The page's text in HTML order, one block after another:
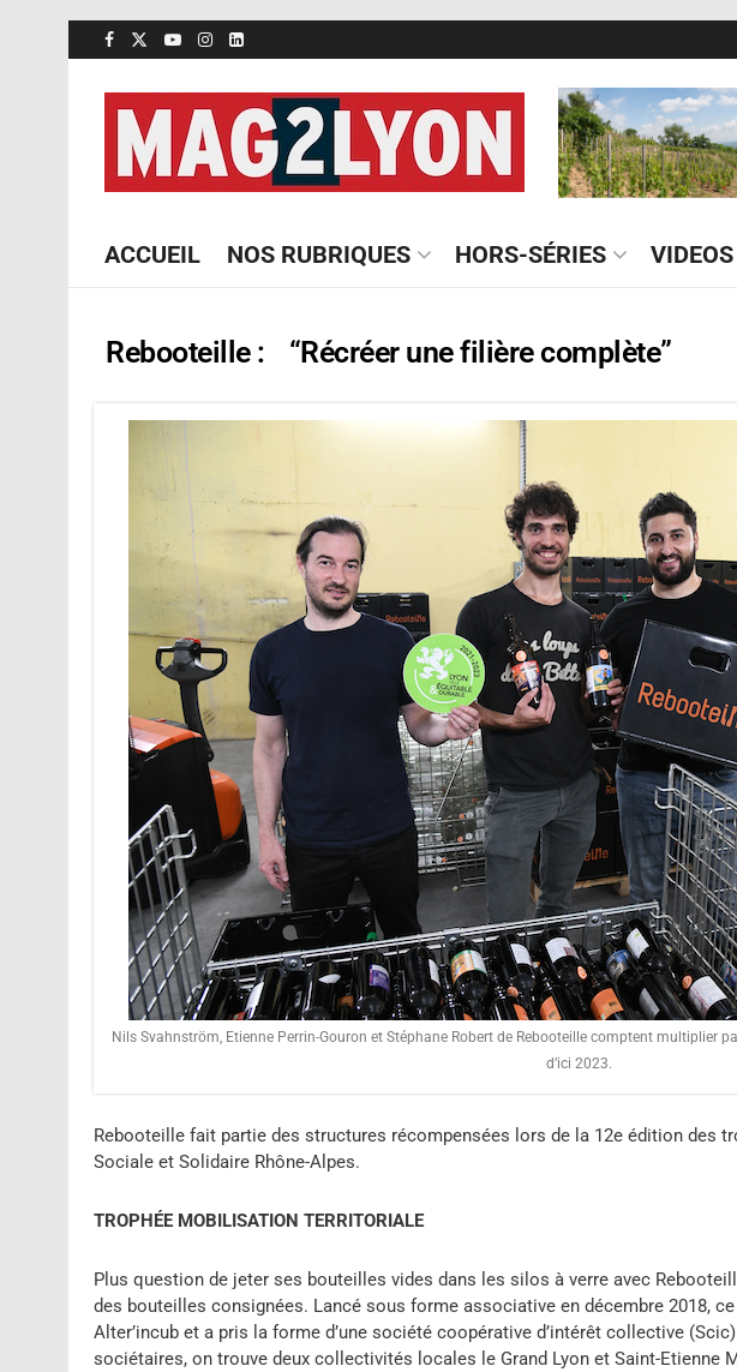
ACCUEIL NOS RUBRIQUES HORS-SÉRIES VIDEOS
Rebooteille : “Récréer une filière complète”
Nils Svahnström, Etienne Perrin-Gouron et Stéphane Robert de Rebooteille comptent multiplier
d’ici 2023.
Rebooteille fait partie des structures récompensées lors de la 12e édition des
Sociale et Solidaire Rhône-Alpes.
TROPHÉE MOBILISATION TERRITORIALE
Plus question de jeter ses bouteilles vides dans les silos à verre avec
des bouteilles consignées. Lancé sous forme associative en décembre 2018,
Alter’incub et a pris la forme d’une société coopérative d’intérêt collective
sociétaires, on trouve deux collectivités locales le Grand Lyon et Saint-Etienne